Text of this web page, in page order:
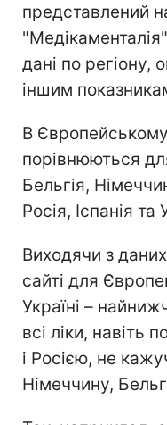
представлений
дані по регіону,
іншим
В Європейському
порівнюються
Бельгія,
Росія, Іспанія та
Виходячи з
сайті для
Україні –
всі ліки, навіть
і Росією, не
Німеччину,